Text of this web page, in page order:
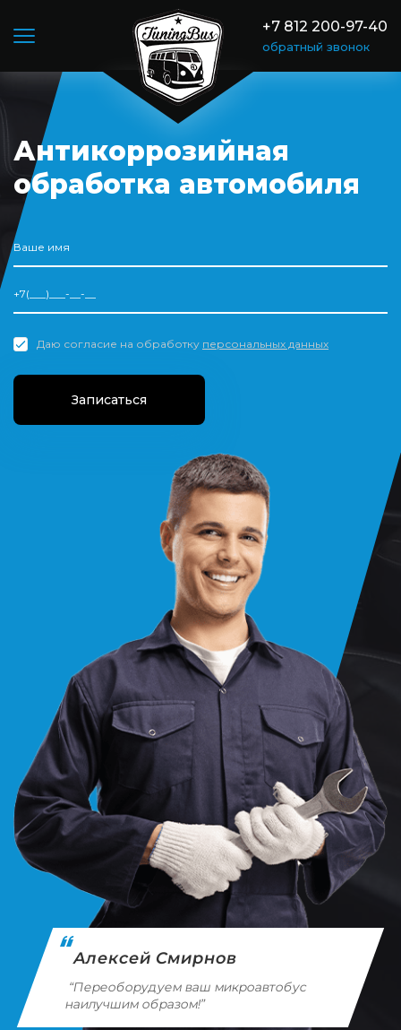
+7 812 200-97-40
обратный звонок
Антикоррозийная
обработка автомобиля
Даю согласие на обработку персональных данных
Записаться
Алексей Смирнов
“Переоборудуем ваш микроавтобус
наилучшим образом!”